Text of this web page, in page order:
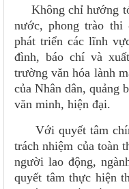
Không chỉ hướng
nước, phong trào thi
phát triển các lĩnh
đình, báo chí và
trường văn hóa lành
của Nhân dân, quảng
văn minh, hiện đại.
Với quyết tâm
trách nhiệm của toàn
người lao động,
quyết tâm thực hiện